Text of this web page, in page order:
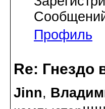
Профиль
Re: Гнездо
Jinn,